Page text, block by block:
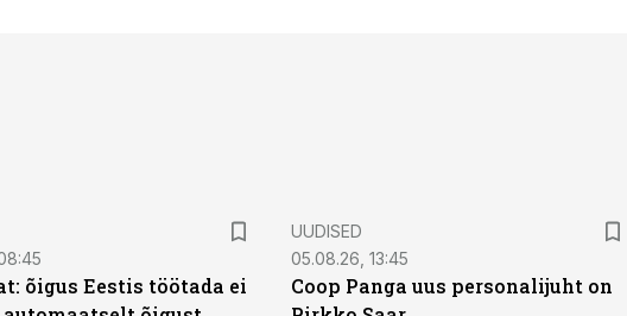
õigus Eestis töötada ei
UUDISED
05.08.26, 13:45
Coop Panga uus personalijuht on